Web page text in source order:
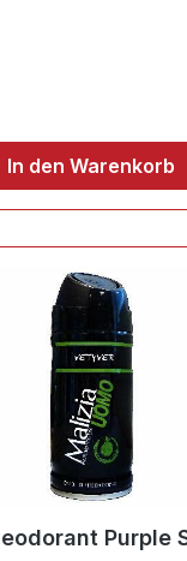
In den Warenkorb
ist voll
Purple